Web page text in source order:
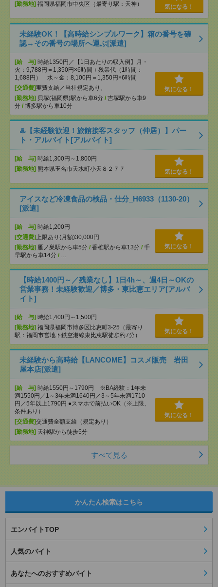
[勤務地] 福岡県福岡市中央区（最寄り駅：天神） 気になる！
未経験OK！【高時給シンプルワーク】箱の番号を確
認→その番号の場所へ運ぶ[派遣]
[給 与] 時給1350円／【1日あたりの収入例】月・
火：9,788円＝1,350円×6時間＋残業代（1時間：
1,688円） 水～金：8,100円＝1,350円×6時間
[交通費]実費支給／当社規定あり。
[勤務地] 貝塚(福岡県)駅から車6分 / 吉塚駅から車9
分 / 博多駅から車10分
気になる！
♨️【未経験歓迎！旅館接客スタッフ（仲居）】パー
ト・アルバイト[アルバイト]
[給 与] 時給1,300円～1,800円
[勤務地] 熊本県玉名市天水町小天８２７７ 気になる！
アイスなど冷凍食品の検品・仕分_H6933（1130-20）
[派遣]
[給 与] 時給1,200円
[交通費] 上限あり(月額)30,000円
[勤務地] 雁ノ巣駅から車5分 / 香椎駅から車13分 / 千
早駅から車14分 / …
気になる！
【時給1400円～／残業なし】1日4h～、週4日～OKの
営業事務！未経験歓迎／博多・東比恵エリア[アルバ
イト]
[給 与] 時給1,400円～1,500円
[勤務地] 福岡県福岡市博多区比恵町3-25（最寄り
駅：福岡市営地下鉄空港線東比恵駅徒歩約7分）
気になる！
未経験から高時給【LANCOME】コスメ販売 岩田
屋本店[派遣]
[給 与] 時給1550円～1790円 ※BA経験：1年未
満1550円／1～3年未満1640円／3～5年未満1710
円／5年以上1790円 ●スマホで前払いOK（※上限、
条件あり）
[交通費]交通費全額支給（規定あり）
[勤務地] 天神駅から徒歩5分
気になる！
すべて見る
かんたん検索はこちら
エンバイトTOP
人気のバイト
あなたへのおすすめバイト